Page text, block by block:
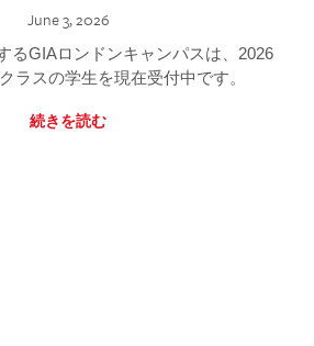
June 3, 2026
るGIAロンドンキャンパスは、2026
ラスの学生を現在受付中です。
続きを読む